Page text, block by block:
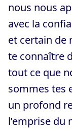
nous nous
avec la
et certain de
te connaître
tout ce que
sommes tes
un profond
l’emprise